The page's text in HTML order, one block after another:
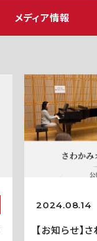
メディア情報
2024.08.14
【お知らせ】